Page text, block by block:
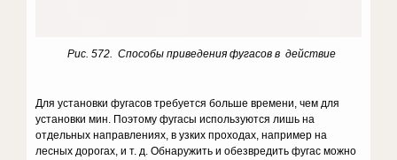
Рис. 572. Способы приведения фугасов в действие
Для установки фугасов тре­буется больше времени, чем для
установки мин. Поэтому фугасы используются лишь на
отдельных направ­лениях, в узких проходах, например на
лесных дорогах, и т. д. Обнару­жить и обезвредить фугас можно